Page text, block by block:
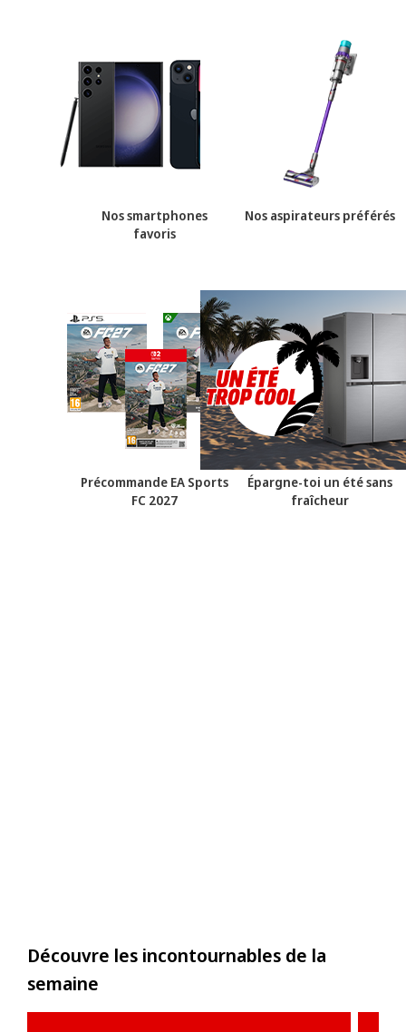
Nos smartphones
favoris
Nos aspirateurs préférés
Précommande EA Sports
FC 2027
Épargne-toi un été sans
fraîcheur
Découvre les incontournables de la
semaine